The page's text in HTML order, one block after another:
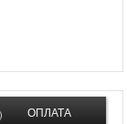
ОПЛАТА